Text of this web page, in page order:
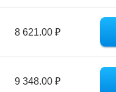
8 621.00 ₽
9 348.00 ₽